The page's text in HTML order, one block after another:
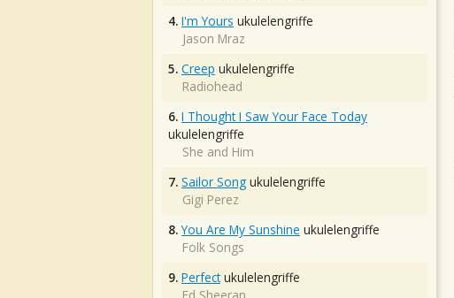
4. I'm Yours ukulelengriffe
Jason Mraz
5. Creep ukulelengriffe
Radiohead
6. I Thought I Saw Your Face Today
ukulelengriffe
She and Him
7. Sailor Song ukulelengriffe
Gigi Perez
8. You Are My Sunshine ukulelengriffe
Folk Songs
9. Perfectukulelengriffe